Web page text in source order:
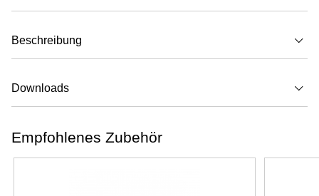
Beschreibung
Downloads
Empfohlenes Zubehör